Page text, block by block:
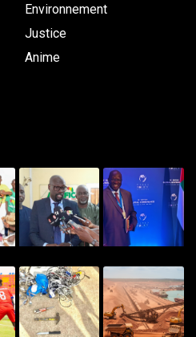
Environnement
Justice
Anime